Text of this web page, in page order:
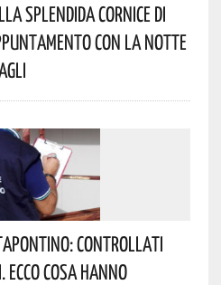
Splendida Cornice Di
Con La Notte
Controllati
Cosa Hanno